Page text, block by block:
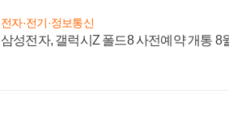
전자·전기·정보통신
삼성전자, 갤럭시Z 폴드8 사전예약 개통 8